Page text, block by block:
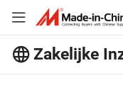
Zakelijke